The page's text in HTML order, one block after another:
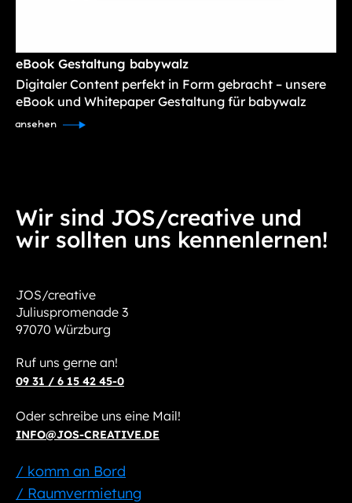
eBook Gestaltung babywalz
Digitaler Content perfekt in Form gebracht – unsere
eBook und Whitepaper Gestaltung für babywalz
ansehen
Wir sind JOS/creative und
wir sollten uns kennenlernen!
JOS/creative
Juliuspromenade 3
97070 Würzburg
Ruf uns gerne an!
09 31 / 6 15 42 45-0
Oder schreibe uns eine Mail!
INFO@JOS-CREATIVE.DE
/ komm an Bord
/ Raumvermietung